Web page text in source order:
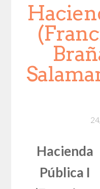
Hacienda
Pública I